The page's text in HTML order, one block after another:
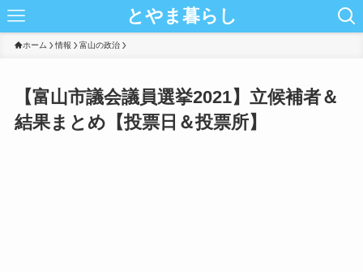
とやま暮らし
ホーム 情報 富山の政治
【富山市議会議員選挙2021】立候補者＆
結果まとめ【投票日＆投票所】